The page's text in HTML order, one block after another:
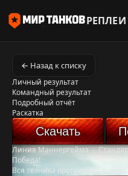
РЕПЛЕИ
← Назад к списку
Личный результат
Командный результат
Подробный отчёт
Раскатка
Скачать
Линия Маннергейма-
Победа!
Вся техника противника